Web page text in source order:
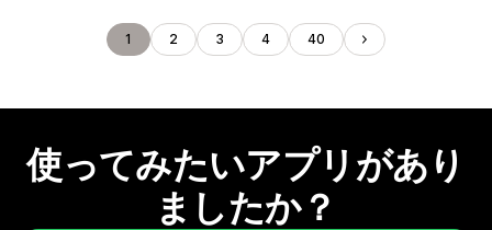
1 2 3 4 40
使ってみたいアプリがあり
ましたか？